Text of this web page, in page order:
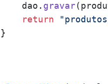
    dao.
gravar
return
}